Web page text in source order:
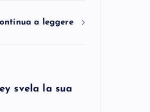
a leggere
svela la sua